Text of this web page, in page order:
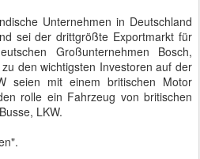
Unternehmen in Deutschland
sei der drittgrößte Exportmarkt für
Großunternehmen Bosch,
den wichtigsten Investoren auf der
seien mit einem britischen Motor
rolle ein Fahrzeug von britischen
LKW.